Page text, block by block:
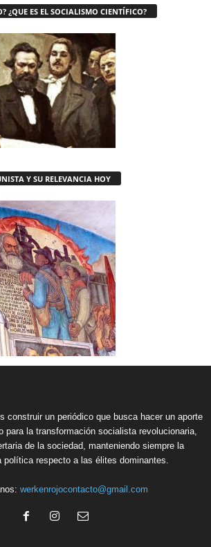
¿QUE ES EL SOCIALISMO CIENTÍFICO?
Y SU RELEVANCIA HOY
construir un periódico que busca hacer un aporte
para la transformación socialista revolucionaria,
de la sociedad, manteniendo siempre la
política respecto a las élites dominantes.
werkenrojocontacto@gmail.com